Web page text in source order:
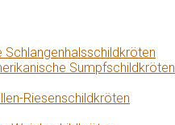
Schlangenhalsschildkröten
Sumpfschildkröten
Riesenschildkröten